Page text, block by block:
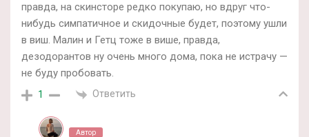
правда, на скинсторе редко покупаю, но вдруг что-
нибудь симпатичное и скидочные будет, поэтому ушли
в виш. Малин и Гетц тоже в више, правда,
дезодорантов ну очень много дома, пока не истрачу —
не буду пробовать.
1 Ответить
Автор